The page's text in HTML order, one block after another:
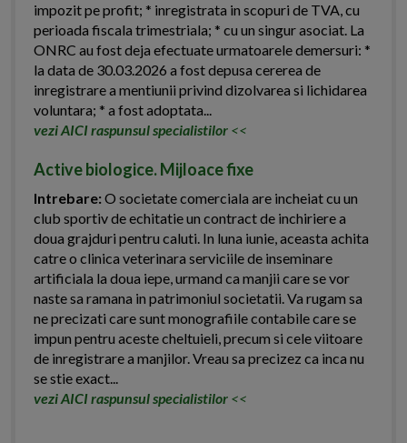
impozit pe profit; * inregistrata in scopuri de TVA, cu
perioada fiscala trimestriala; * cu un singur asociat. La
ONRC au fost deja efectuate urmatoarele demersuri: *
la data de 30.03.2026 a fost depusa cererea de
inregistrare a mentiunii privind dizolvarea si lichidarea
voluntara; * a fost adoptata...
vezi AICI raspunsul specialistilor <<
Active biologice. Mijloace fixe
Intrebare:O societate comerciala are incheiat cu un
club sportiv de echitatie un contract de inchiriere a
doua grajduri pentru caluti. In luna iunie, aceasta achita
catre o clinica veterinara serviciile de inseminare
artificiala la doua iepe, urmand ca manjii care se vor
naste sa ramana in patrimoniul societatii. Va rugam sa
ne precizati care sunt monografiile contabile care se
impun pentru aceste cheltuieli, precum si cele viitoare
de inregistrare a manjilor. Vreau sa precizez ca inca nu
se stie exact...
vezi AICI raspunsul specialistilor <<